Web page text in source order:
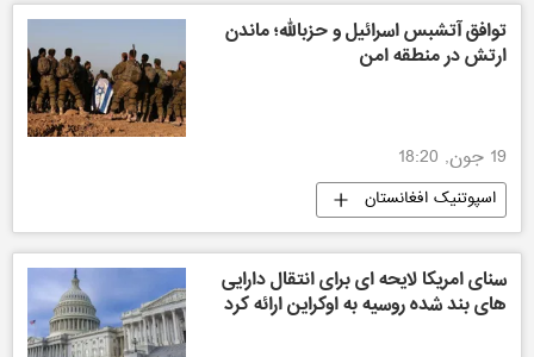
توافق آتشبس اسرائیل و حزبالله؛ ماندن
ارتش در منطقه امن
19 جون, 18:20
اسپوتنیک افغانستان
سنای امریکا لایحه ای برای انتقال دارایی
های بند شده روسیه به اوکراین ارائه کرد